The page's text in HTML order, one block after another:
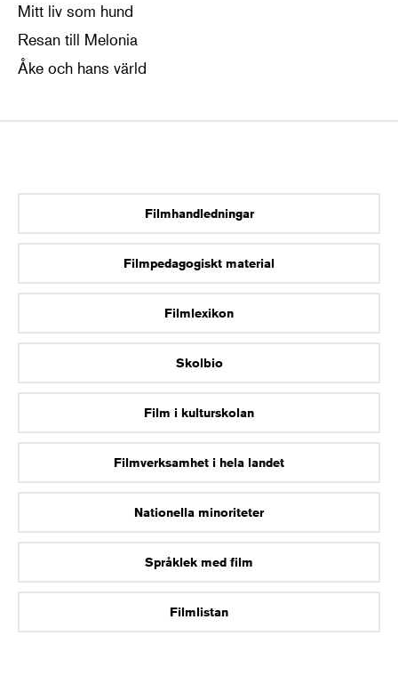
Mitt liv som hund
Resan till Melonia
Åke och hans värld
Filmhandledningar
Filmpedagogiskt material
Filmlexikon
Skolbio
Film i kulturskolan
Filmverksamhet i hela landet
Nationella minoriteter
Språklek med film
Filmlistan